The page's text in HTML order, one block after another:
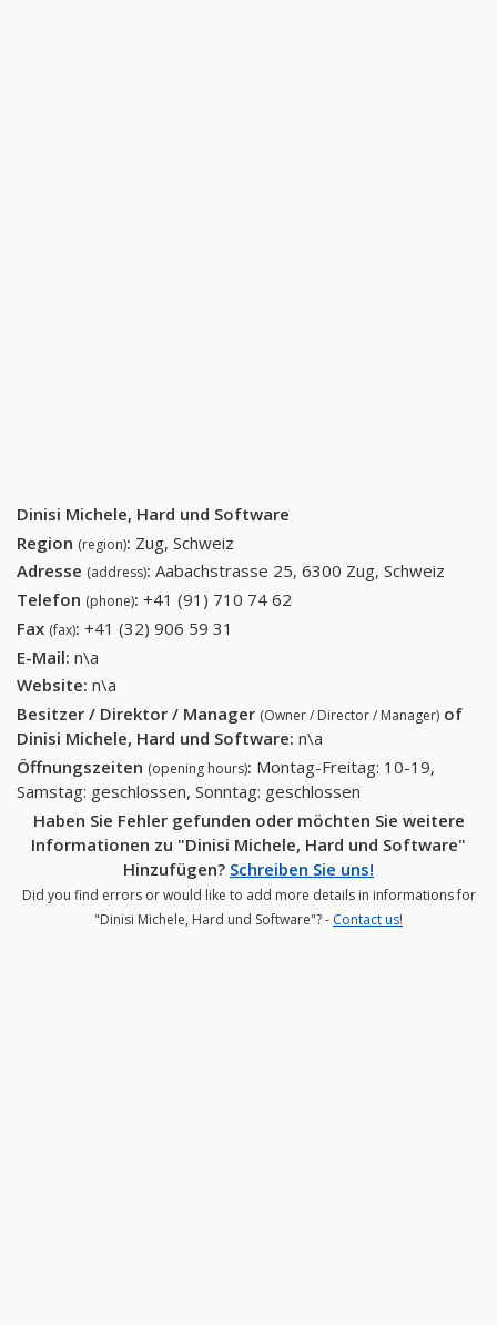
Dinisi Michele, Hard und Software
Region (region): Zug, Schweiz
Adresse (address): Aabachstrasse 25, 6300 Zug, Schweiz
Telefon (phone): +41 (91) 710 74 62
Fax (fax): +41 (32) 906 59 31
E-Mail: n\a
Website: n\a
Besitzer / Direktor / Manager (Owner / Director / Manager) of
Dinisi Michele, Hard und Software: n\a
Öffnungszeiten (opening hours): Montag-Freitag: 10-19,
Samstag: geschlossen, Sonntag: geschlossen
Haben Sie Fehler gefunden oder möchten Sie weitere
Informationen zu "Dinisi Michele, Hard und Software"
Hinzufügen? Schreiben Sie uns!
Did you find errors or would like to add more details in informations for
"Dinisi Michele, Hard und Software"? - Contact us!